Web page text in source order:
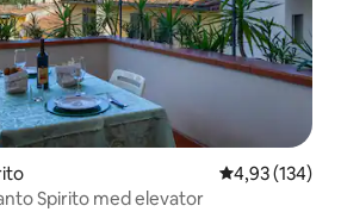
4,93 ud af 5 i
4,93 (134)
Spirito med elevator